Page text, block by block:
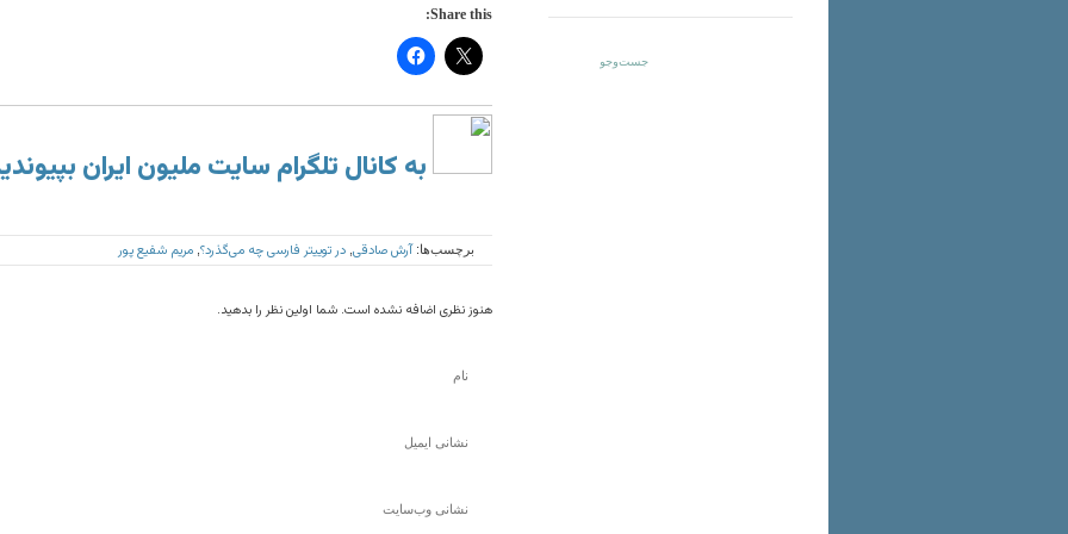
Share this:
به کانال تلگرام سایت ملیون ایران
برچسب‌ها:آرش صادقی در توییتر فارسی چه می‌گذرد؟ مریم شفیع پور
هنوز نظری اضافه نشده است. شما اولین نظر را بدهید.